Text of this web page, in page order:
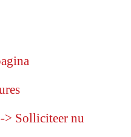
> Solliciteer nu